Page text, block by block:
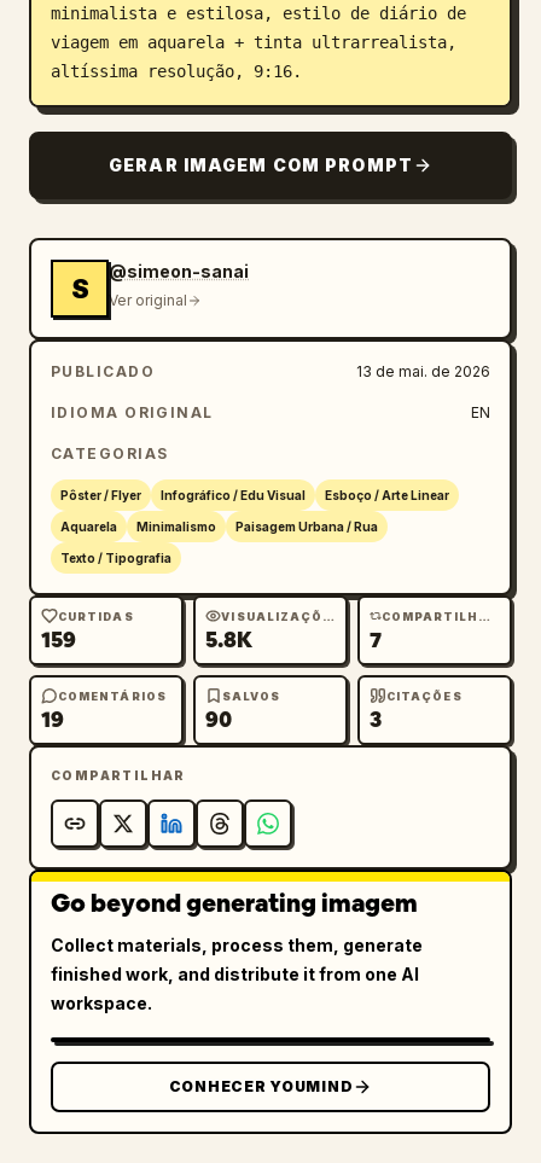
minimalista e estilosa, estilo de diário de
viagem em aquarela + tinta ultrarrealista,
altíssima resolução, 9:16.
GERAR IMAGEM COM PROMPT
S
@simeon-sanai
Ver original
PUBLICADO 13 de mai. de 2026
IDIOMA ORIGINAL EN
CATEGORIAS
Pôster / Flyer Infográfico / Edu Visual Esboço / Arte Linear
Aquarela Minimalismo Paisagem Urbana / Rua
Texto / Tipografia
CURTIDAS
159
VISUALIZAÇÕES
5.8K
COMPARTILHAMENTOS
7
COMENTÁRIOS
19
SALVOS
90
CITAÇÕES
3
COMPARTILHAR
Go beyond generating imagem
Collect materials, process them, generate
finished work, and distribute it from one AI
workspace.
CONHECER YOUMIND